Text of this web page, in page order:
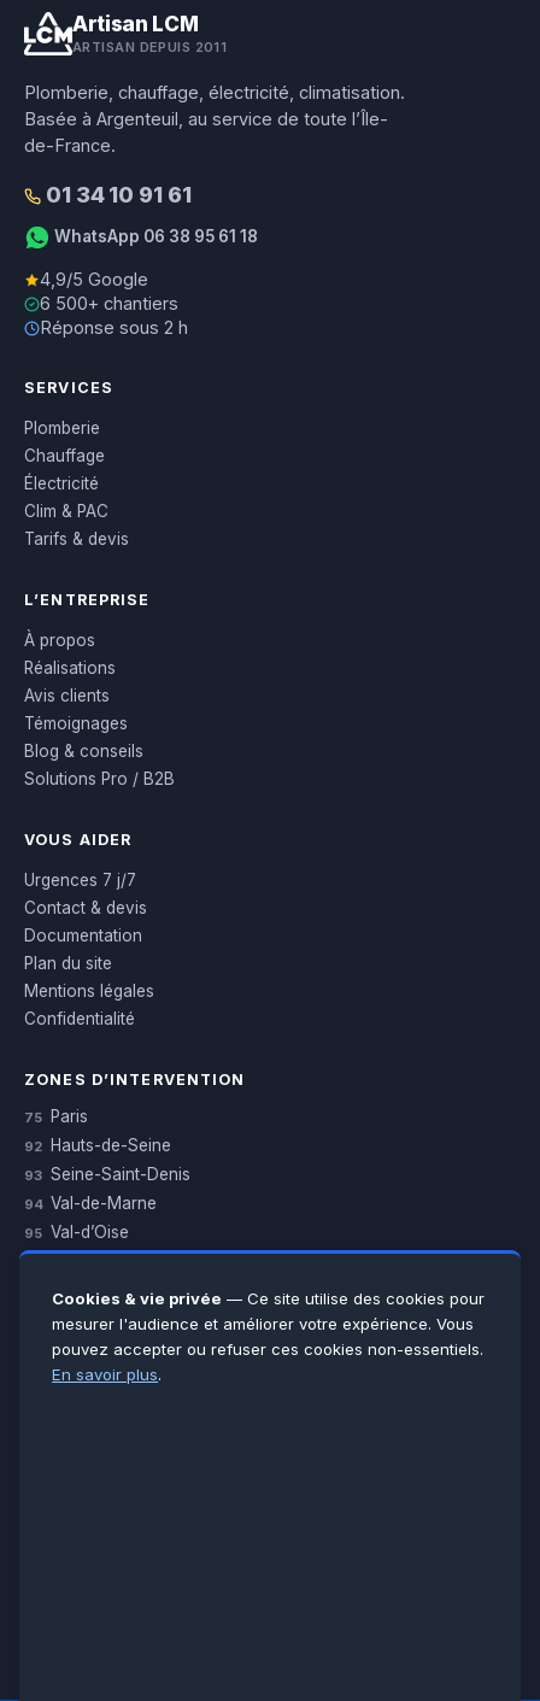
Artisan LCM
ARTISAN DEPUIS 2011
Plomberie, chauffage, électricité, climatisation.
Basée à Argenteuil, au service de toute l’Île-
de-France.
01 34 10 91 61
WhatsApp 06 38 95 61 18
4,9/5 Google
6 500+ chantiers
Réponse sous 2 h
SERVICES
Plomberie
Chauffage
Électricité
Clim & PAC
Tarifs & devis
L’ENTREPRISE
À propos
Réalisations
Avis clients
Témoignages
Blog & conseils
Solutions Pro / B2B
VOUS AIDER
Urgences 7 j/7
Contact & devis
Documentation
Plan du site
Mentions légales
Confidentialité
ZONES D’INTERVENTION
75 Paris
92 Hauts-de-Seine
93 Seine-Saint-Denis
94 Val-de-Marne
95 Val-d’Oise
Essonne
Seine-et-Marne
Voir toutes les villes →
Cookies & vie privée — Ce site utilise des cookies pour
mesurer l'audience et améliorer votre expérience. Vous
pouvez accepter ou refuser ces cookies non-essentiels.
En savoir plus.